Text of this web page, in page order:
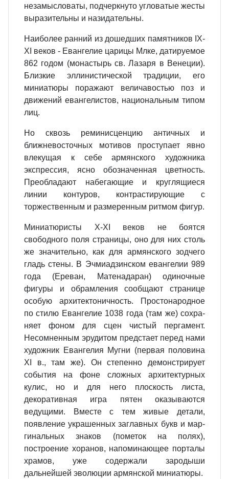
незамысловаты, подчер­кнуто угловатые жесты
выразитель­ны и назидательны.
Наиболее ранний из дошедших па­мятников IX-
XI веков - Евангелие царицы Млке, датируемое
862 го­дом (монастырь св. Лазаря в Ве­неции).
Близкие эллинистической традиции, его
миниатюры поражают величавостью поз и
движений еван­гелистов, национальным типом
лиц.
Но сквозь реминисценцию античных и
ближневосточных мотивов про­ступает явно
влекущая к себе армянского художника
экспрессия, ясно обозначенная цветность.
Пре­обладают набегающие и круглящие­ся
линии контуров, контрастирую­щие с
торжественным и размерен­ным ритмом фигур.
Миниатюристы X-XI веков не бо­ятся
свободного поля страницы, оно для них столь
же значительно, как для армянского зодчего
гладь стены. В Эчмиадзинском евангелии 989
года (Ереван, Матенадаран) одиночные
фигуры и обрамления сообщают странице
особую архитектоничность. Простонародное
по стилю Евангелие 1038 года (там же) сохра­
няет фоном для сцен чистый пергамент.
Несомненным эрудитом пред­стает перед нами
художник Еван­гелия Мугни (первая половина
XI в., там же). Он степенно демонстрирует
события на фоне сложных архитек­турных
кулис, но и для него пло­скость листа,
декоративная игра пя­тен оказываются
ведущими. Вместе с тем живые детали,
появление ук­рашенных заглавных букв и мар­
гинальных знаков (пометок на по­лях),
построение хоранов, напомина­ющее порталы
храмов, уже содержа­ли зародыши
дальнейшей эволюции армянской миниатюры.